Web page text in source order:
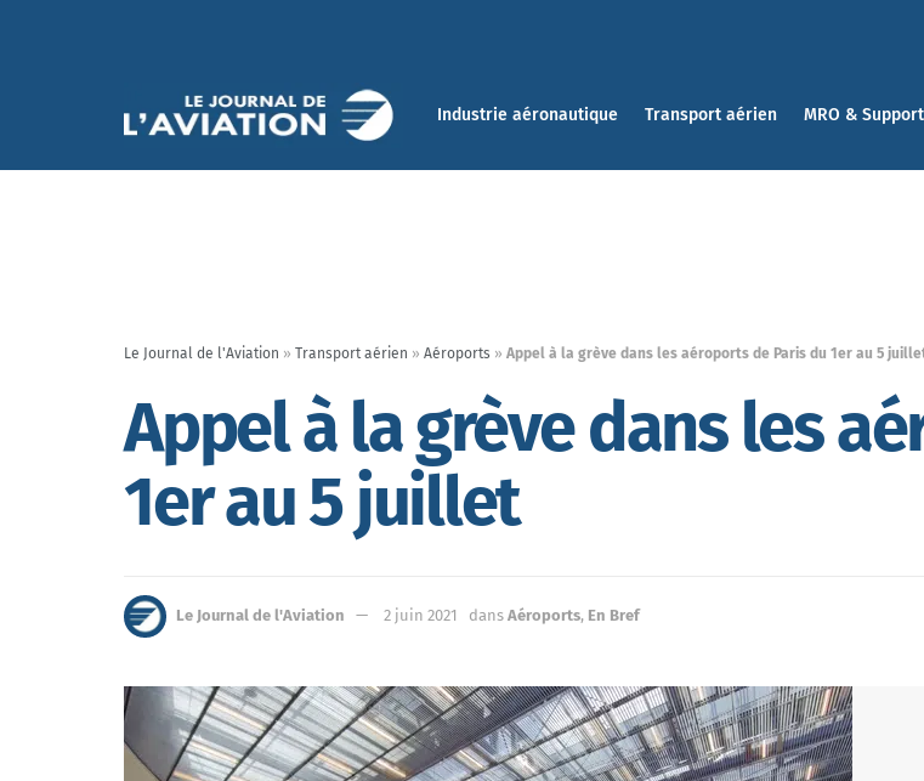
Industrie aéronautique Transport aérien MRO & Support
Le Journal de l'Aviation » Transport aérien » Aéroports » Appel à la grève dans les aéroports de Paris du 1er au 5
Appel à la grève dans les
1er au 5 juillet
Le Journal de l'Aviation 2 juin 2021 dans Aéroports, En Bref